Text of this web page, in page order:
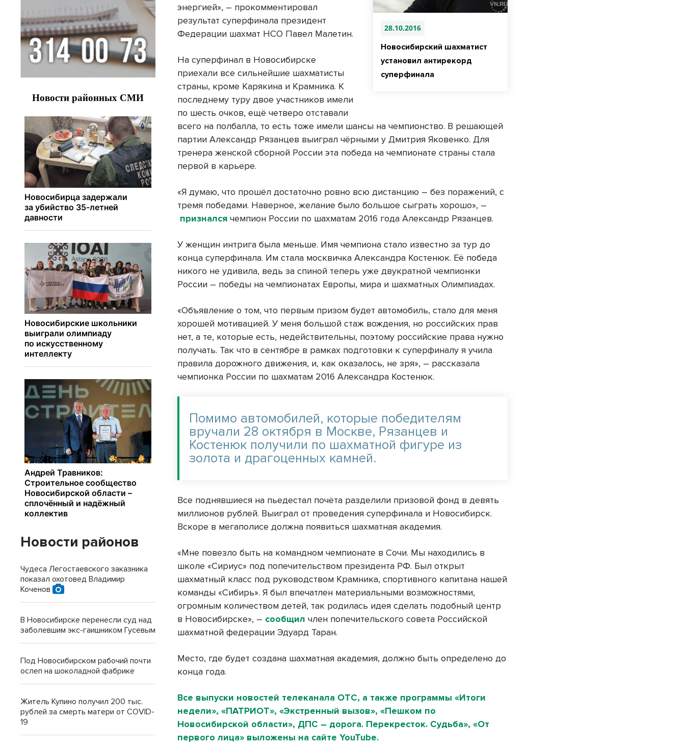
28.10.2016
Новосибирский шахматист
установил антирекорд
суперфинала
энергией», – прокомментировал
результат суперфинала президент
Федерации шахмат НСО Павел Малетин.
На суперфинал в Новосибирске
приехали все сильнейшие шахматисты
страны, кроме Карякина и Крамника. К
последнему туру двое участников имели
по шесть очков, ещё четверо отставали
всего на полбалла, то есть тоже имели шансы на чемпионство. В решающей
партии Александр Рязанцев выиграл чёрными у Дмитрия Яковенко. Для
тренера женской сборной России эта победа на чемпионате страны стала
первой в карьере.
«Я думаю, что прошёл достаточно ровно всю дистанцию – без поражений, с
тремя победами. Наверное, желание было большое сыграть хорошо», –
признался чемпион России по шахматам 2016 года Александр Рязанцев.
У женщин интрига была меньше. Имя чемпиона стало известно за тур до
конца суперфинала. Им стала москвичка Александра Костенюк. Её победа
никого не удивила, ведь за спиной теперь уже двукратной чемпионки
России – победы на чемпионатах Европы, мира и шахматных Олимпиадах.
«Объявление о том, что первым призом будет автомобиль, стало для меня
хорошей мотивацией. У меня большой стаж вождения, но российских прав
нет, а те, которые есть, недействительны, поэтому российские права нужно
получать. Так что в сентябре в рамках подготовки к суперфиналу я учила
правила дорожного движения, и, как оказалось, не зря», – рассказала
чемпионка России по шахматам 2016 Александра Костенюк.
Помимо автомобилей, которые победителям
вручали 28 октября в Москве, Рязанцев и
Костенюк получили по шахматной фигуре из
золота и драгоценных камней.
Все поднявшиеся на пьедестал почёта разделили призовой фонд в девять
миллионов рублей. Выиграл от проведения суперфинала и Новосибирск.
Вскоре в мегаполисе должна появиться шахматная академия.
«Мне повезло быть на командном чемпионате в Сочи. Мы находились в
школе «Сириус» под попечительством президента РФ. Был открыт
шахматный класс под руководством Крамника, спортивного капитана нашей
команды «Сибирь». Я был впечатлен материальными возможностями,
огромным количеством детей, так родилась идея сделать подобный центр
в Новосибирске», – сообщил член попечительского совета Российской
шахматной федерации Эдуард Таран.
Место, где будет создана шахматная академия, должно быть определено до
конца года.
Все выпуски новостей телеканала ОТС, а также программы «Итоги
недели», «ПАТРИОТ», «Экстренный вызов», «Пешком по
Новосибирской области», ДПС – дорога. Перекресток. Судьба», «От
первого лица» выложены на сайтеYouTube.
Новости районов
Чудеса Легостаевского заказника
показал охотовед Владимир
Коченов
В Новосибирске перенесли суд над
заболевшим экс-гаишником Гусевым
Под Новосибирском рабочий почти
ослеп на шоколадной фабрике
Житель Купино получил 200 тыс.
рублей за смерть матери от COVID-
19